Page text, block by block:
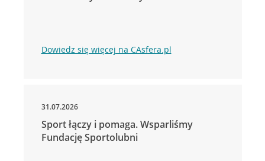
Dowiedz się więcej na CAsfera.pl
31.07.2026
Sport łączy i pomaga. Wsparliśmy
Fundację Sportolubni